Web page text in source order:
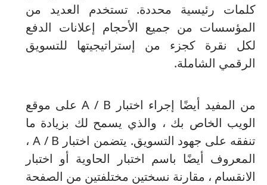
كلمات رئيسية محددة. تستخدم العديد من
المؤسسات من جميع الأحجام إعلانات الدفع
لكل نقرة كجزء من إستراتيجيتها للتسويق
الرقمي الشاملة.
من المفيد أيضًا إجراء اختبار A / B على موقع
الويب الخاص بك ، والذي يسمح لك بزيادة ما
تنفقه على جهود التسويق.
يتضمن اختبار A / B ،
المعروف أيضًا باسم اختبار الحاوية أو اختبار
الانقسام ، مقارنة نسختين مختلفتين من الصفحة